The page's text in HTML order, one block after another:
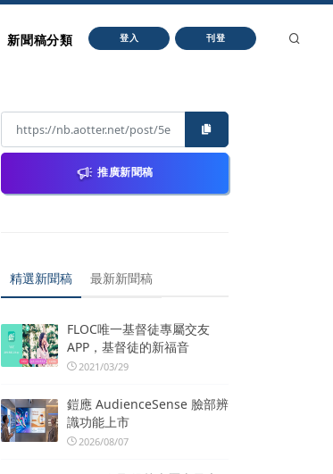
新聞稿分類 登入 刊登
推廣新聞稿
精選新聞稿 最新新聞稿
FLOC唯一基督徒專屬交友
APP，基督徒的新福音
2021/03/29
鎧應 AudienceSense 臉部辨
識功能上市
2026/08/07